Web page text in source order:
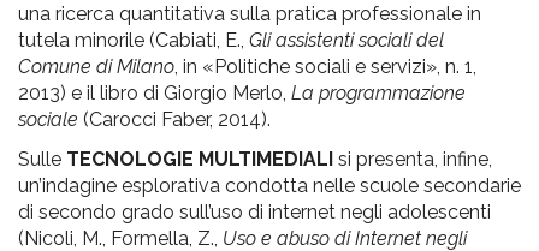
una ricerca quantitativa sulla pratica professionale in
tutela minorile (Cabiati, E., Gli assistenti sociali del
Comune di Milano, in «Politiche sociali e servizi», n. 1,
2013) e il libro di Giorgio Merlo, La programmazione
sociale (Carocci Faber, 2014).
Sulle TECNOLOGIE MULTIMEDIALI si presenta, infine,
un’indagine esplorativa condotta nelle scuole secondarie
di secondo grado sull’uso di internet negli adolescenti
(Nicoli, M., Formella, Z., Uso e abuso di Internet negli